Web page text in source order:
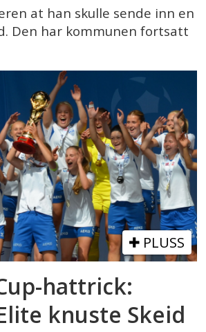
at han skulle sende inn en
Den har kommunen fortsatt
PLUSS
hattrick:
knuste Skeid